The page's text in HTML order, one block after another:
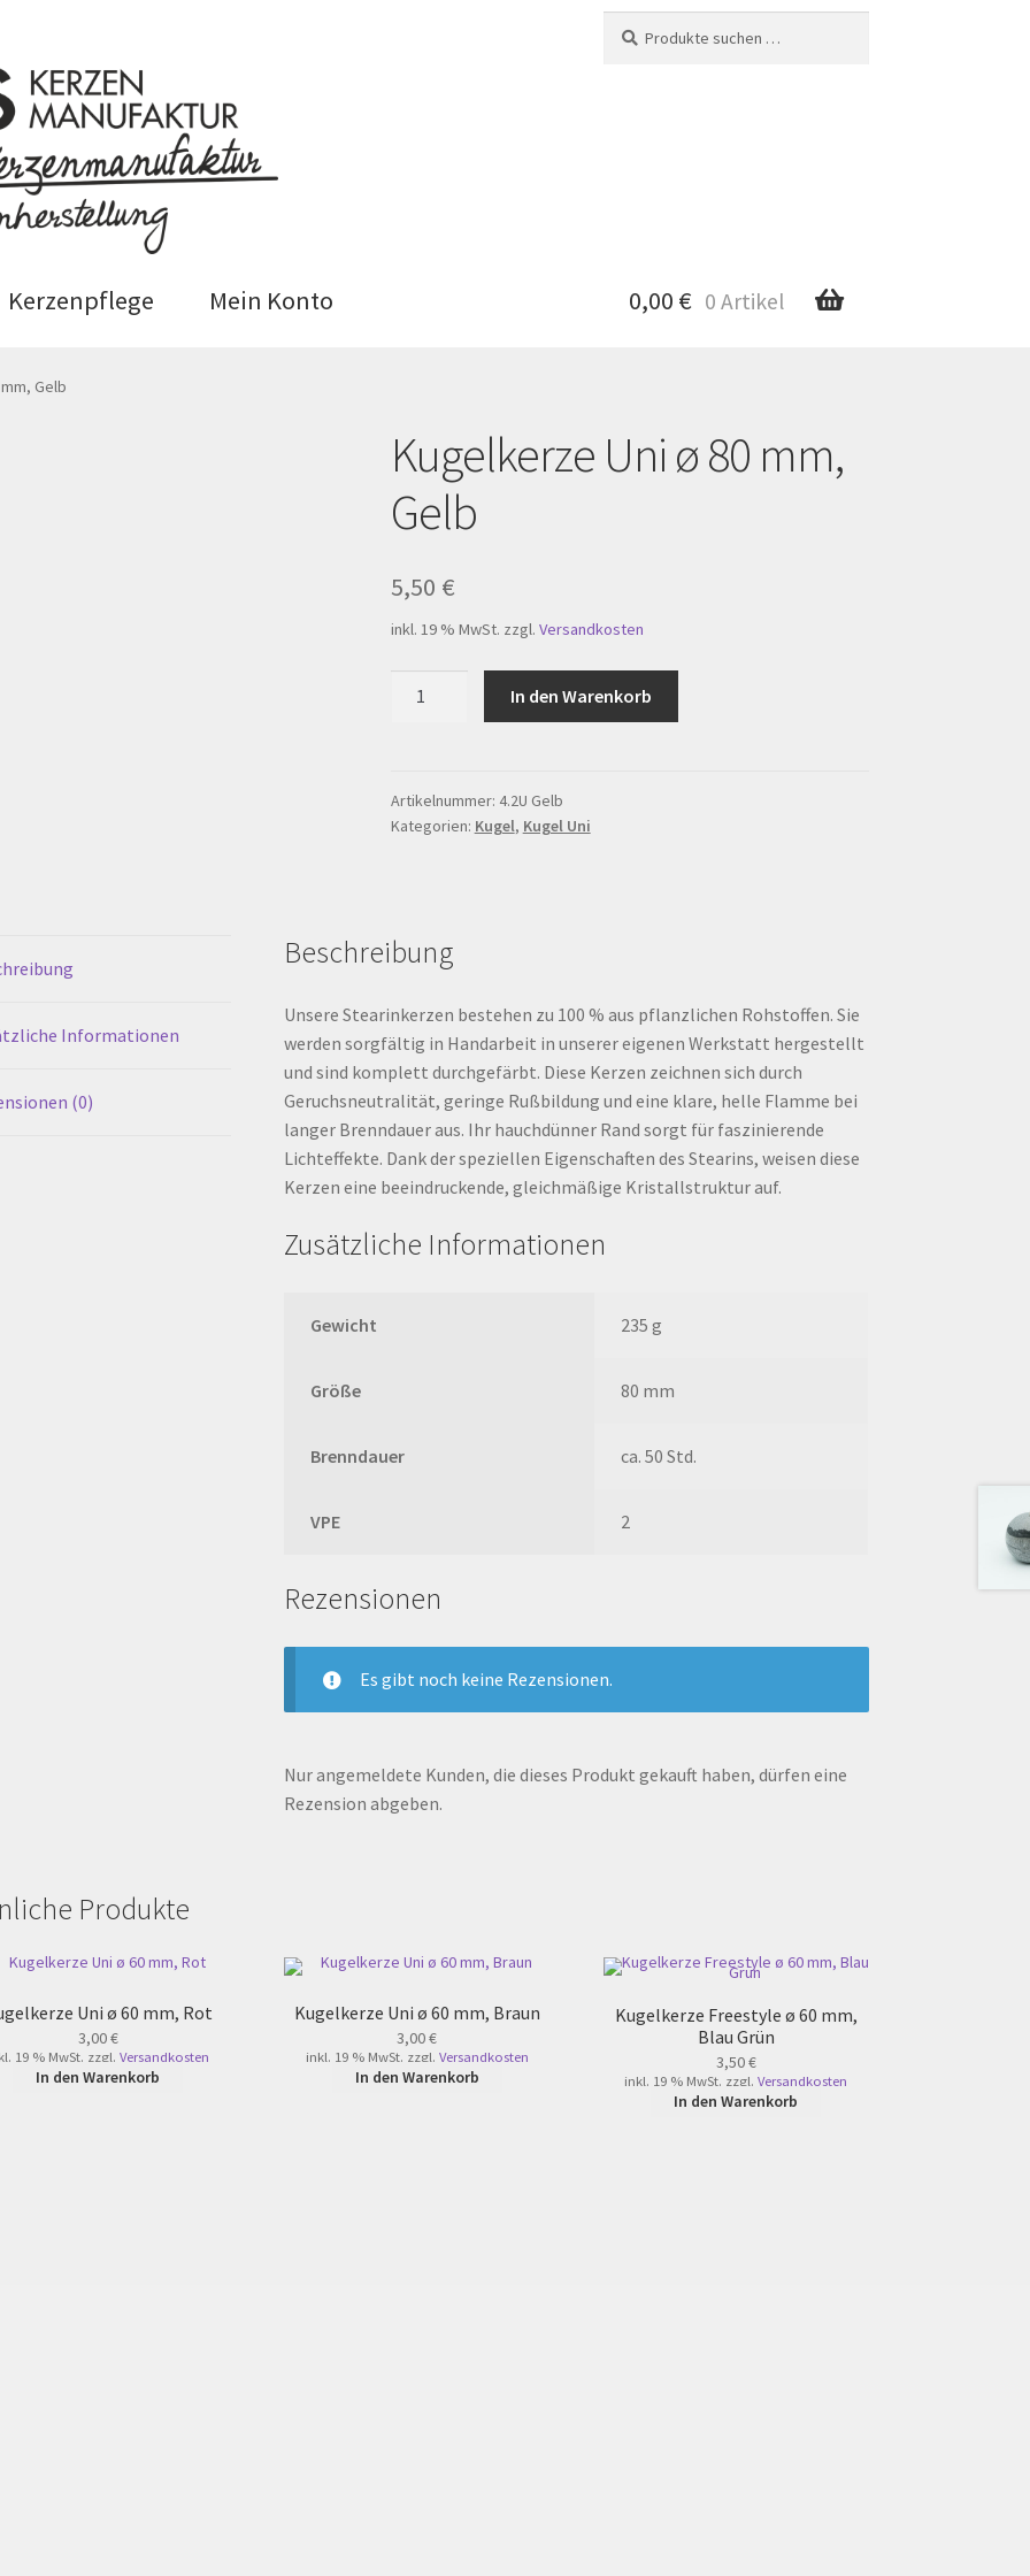
nach:
Kerzenpflege Mein Konto
Datenschutzerklärung
KerzenpflegeMein Konto
0,00 € 0 Artikel
Gelb
Kugelkerze Uni ø 80 mm,
Gelb
5,50 €
inkl. 19 % MwSt. zzgl. Versandkosten
mm,
Gelb
In den Warenkorb
Artikelnummer: 4.2U Gelb
Kategorien: Kugel, Kugel Uni
Informationen
(0)
Beschreibung
Unsere Stearinkerzen bestehen zu 100 % aus pflanzlichen Rohstoffen. Sie
werden sorgfältig in Handarbeit in unserer eigenen Werkstatt hergestellt
und sind komplett durchgefärbt. Diese Kerzen zeichnen sich durch
Geruchsneutralität, geringe Rußbildung und eine klare, helle Flamme bei
langer Brenndauer aus. Ihr hauchdünner Rand sorgt für faszinierende
Lichteffekte. Dank der speziellen Eigenschaften des Stearins, weisen diese
Kerzen eine beeindruckende, gleichmäßige Kristallstruktur auf.
Zusätzliche Informationen
Gewicht 235 g
Größe 80 mm
Brenndauer ca. 50 Std.
VPE 2
Rezensionen
Es gibt noch keine Rezensionen.
Nur angemeldete Kunden, die dieses Produkt gekauft haben, dürfen eine
Rezension abgeben.
Produkte
Uni ø 60 mm, Rot
3,00€
19 % MwSt. zzgl.Versandkosten
In den Warenkorb
Kugelkerze Uni ø 60 mm, Braun
3,00€
inkl. 19 % MwSt. zzgl. Versandkosten
In den Warenkorb
Kugelkerze Freestyle ø 60 mm,
Blau Grün
3,50€
inkl. 19 % MwSt. zzgl.Versandkosten
In den Warenkorb